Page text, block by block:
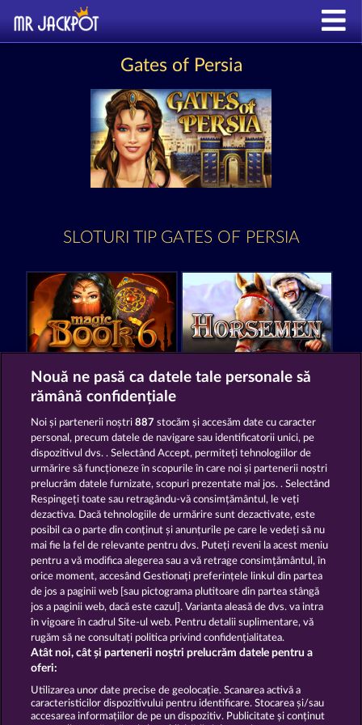
Gates of Persia
SLOTURI TIP GATES OF PERSIA
Horsemen
40 Thieves Magic Book
Termeni și condiții
Declarație privind confidențialitatea și
cookies
Asistență tehnică Firmă
Trimite Cererea de Retragere
Nouă ne pasă ca datele tale personale să
rămână confidențiale
Noi și partenerii noștri887 stocăm și accesăm date cu caracter
personal, precum datele de navigare sau identificatorii unici, pe
dispozitivul dvs. . Selectând Accept, permiteți tehnologiilor de
urmărire să funcționeze în scopurile în care noi și partenerii noștri
prelucrăm datele furnizate, scopuri prezentate mai jos. . Selectând
Respingeți toate sau retragându-vă consimțământul, le veți
dezactiva. Dacă tehnologiile de urmărire sunt dezactivate, este
posibil ca o parte din conținut și anunțurile pe care le vedeți să nu
mai fie la fel de relevante pentru dvs. Puteți reveni la acest meniu
pentru a vă modifica alegerea sau a vă retrage consimțământul, în
orice moment, accesând Gestionați preferințele linkul din partea
de jos a paginii web [sau pictograma plutitoare din partea stângă
jos a paginii web, dacă este cazul]. Varianta aleasă de dvs. va intra
în vigoare în cadrul Site-ul web. Pentru detalii suplimentare, vă
rugăm să ne consultați politica privind confidențialitatea.
Atât noi, cât și partenerii noștri prelucrăm datele pentru a
oferi:
Utilizarea unor date precise de geolocație. Scanarea activă a
caracteristicilor dispozitivului pentru identificare. Stocarea și/sau
accesarea informațiilor de pe un dispozitiv. Publicitate și conținut